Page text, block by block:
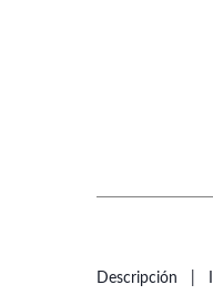
Descripción